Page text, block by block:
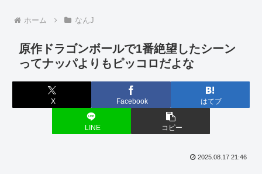
ホーム なんJ
原作ドラゴンボールで1番絶望したシーン
ってナッパよりもピッコロだよな
X Facebook はてブ
LINE コピー
2025.08.17 21:46